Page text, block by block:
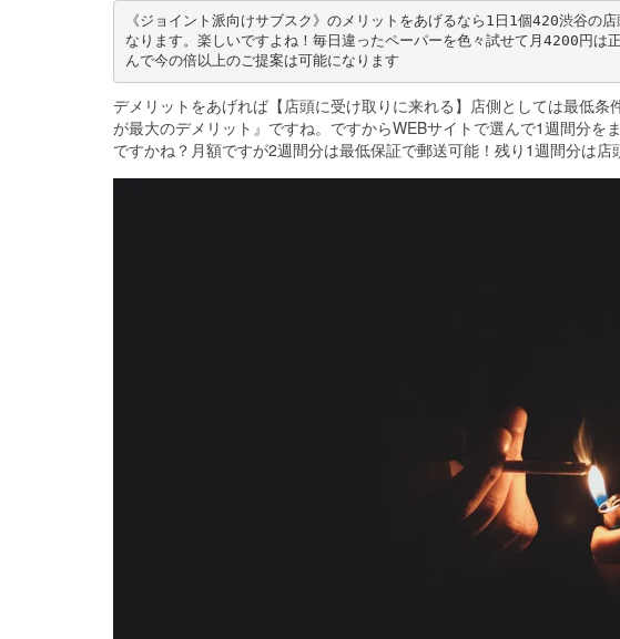
《ジョイント派向けサブスク》のメリットをあげるなら1日1個420渋谷の
なります。楽しいですよね！毎日違ったペーパーを色々試せて月4200円
んで今の倍以上のご提案は可能になります
デメリットをあげれば【店頭に受け取りに来れる】店側としては最低
が最大のデメリット』ですね。ですからWEBサイトで選んで1週間分
ですかね？月額ですが2週間分は最低保証で郵送可能！残り1週間分は